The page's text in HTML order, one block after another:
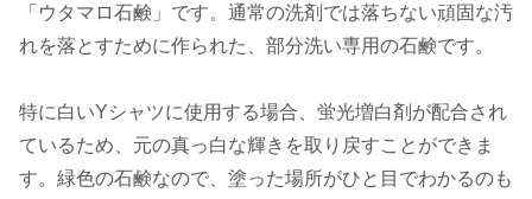
「ウタマロ石鹸」です。通常の洗剤では落ちない頑固な汚
れを落とすために作られた、部分洗い専用の石鹸です。
特に白いYシャツに使用する場合、蛍光増白剤が配合され
ているため、元の真っ白な輝きを取り戻すことができま
す。緑色の石鹸なので、塗った場所がひと目でわかるのも